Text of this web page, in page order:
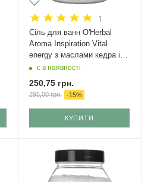
1
Сіль для ванн O'Herbal
Aroma Inspiration Vital
energy з маслами кедра і
евкаліпта 1100 г
є в наявності
250,75грн.
295,00грн. -15%
КУПИТИ